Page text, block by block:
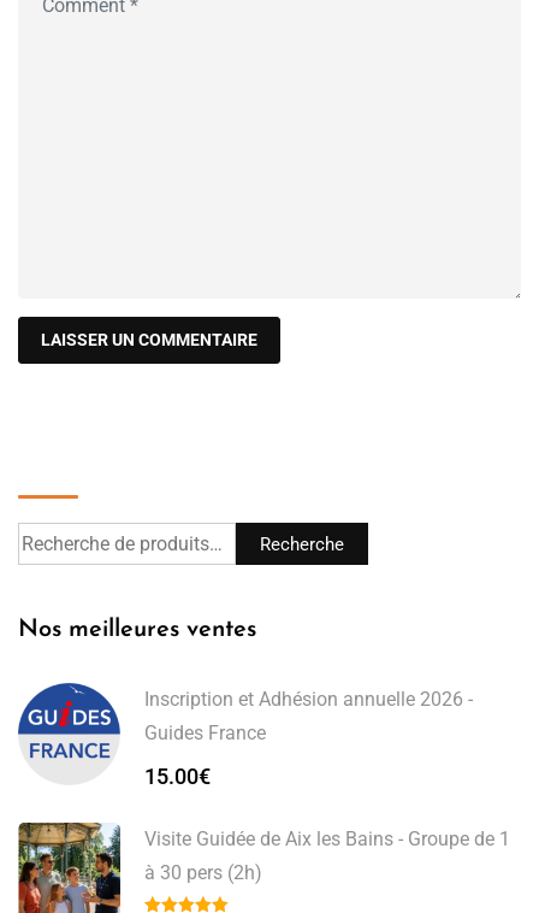
Recherche
Nos meilleures ventes
Inscription et Adhésion annuelle 2026 -
Guides France
15.00€
Visite Guidée de Aix les Bains - Groupe de 1
à 30 pers (2h)